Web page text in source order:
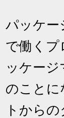
パッケー
で働くプ
ッケー
のことに
トから